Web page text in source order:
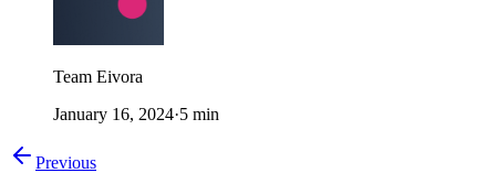
Team Eivora
January 16, 2024·5 min
Previous